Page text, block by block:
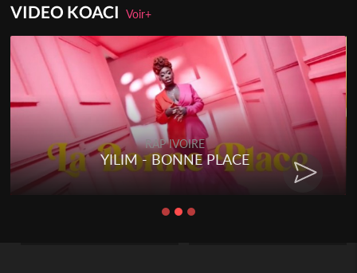
VIDEO KOACIVoir+
RAP IVOIRE
YILIM - BONNE PLACE